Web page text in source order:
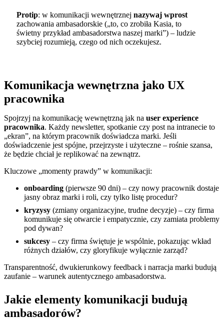
Protip: w komunikacji wewnętrznej nazywaj wprost
zachowania ambasadorskie („to, co zrobiła Kasia, to
świetny przykład ambasadorstwa naszej marki”) – ludzie
szybciej rozumieją, czego od nich oczekujesz.
Komunikacja wewnętrzna jako UX
pracownika
Spojrzyj na komunikację wewnętrzną jak na user experience
pracownika. Każdy newsletter, spotkanie czy post na intranecie to
„ekran”, na którym pracownik doświadcza marki. Jeśli
doświadczenie jest spójne, przejrzyste i użyteczne – rośnie szansa,
że będzie chciał je replikować na zewnątrz.
Kluczowe „momenty prawdy” w komunikacji:
onboarding (pierwsze 90 dni) – czy nowy pracownik dostaje
jasny obraz marki i roli, czy tylko listę procedur?
kryzysy (zmiany organizacyjne, trudne decyzje) – czy firma
komunikuje się otwarcie i empatycznie, czy zamiata problemy
pod dywan?
sukcesy – czy firma świętuje je wspólnie, pokazując wkład
różnych działów, czy gloryfikuje wyłącznie zarząd?
Transparentność, dwukierunkowy feedback i narracja marki budują
zaufanie – warunek autentycznego ambasadorstwa.
Jakie elementy komunikacji budują
ambasadorów?